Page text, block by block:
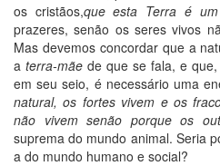
os cristãos,que esta Terra é
prazeres, senão os seres vivos
Mas devemos concordar que a
a terra-mãe de que se fala, e
em seu seio, é necessário uma
natural, os fortes vivem e os
não vivem senão porque os
suprema do mundo animal. Seria
a do mundo humano e social?